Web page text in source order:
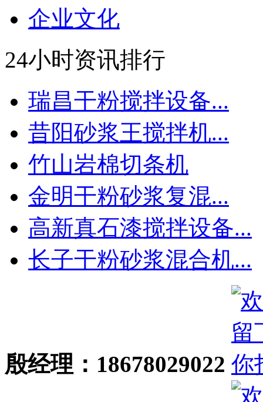
企业文化
24小时资讯排行
瑞昌干粉搅拌设备...
昔阳砂浆王搅拌机...
竹山岩棉切条机
金明干粉砂浆复混...
高新真石漆搅拌设备...
长子干粉砂浆混合机...
殷经理：18678029022